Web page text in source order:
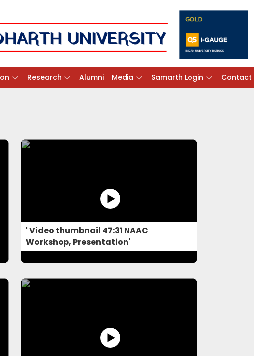
Research Alumni Media Samarth Login Contact
' Video thumbnail 47:31 NAAC
Workshop, Presentation'